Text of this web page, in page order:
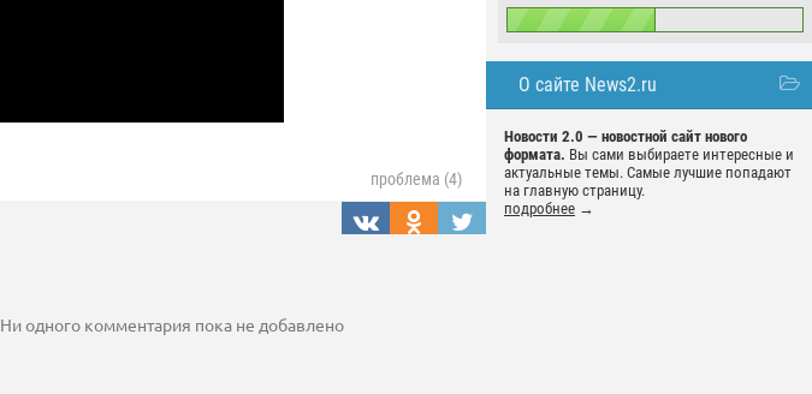
О сайте News2.ru
Новости 2.0 — новостной сайт нового
формата. Вы сами выбираете интересные и
актуальные темы. Самые лучшие попадают
на главную страницу.
подробнее →
проблема (4)
Ни одного комментария пока не добавлено